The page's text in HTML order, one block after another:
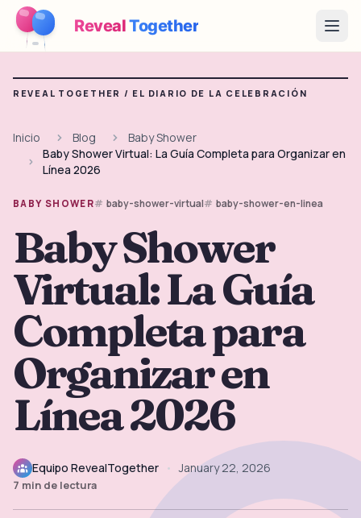
RevealTogether
Cómo Funciona
Juegos
Blog
Precios
Planear la fiesta
Juegos, imprimibles e ideas prácticas gratis
Kit imprimible gratis Gratis
Herramientas Gratis
Temas
Iniciar Sesión
REVEAL TOGETHER / EL DIARIO DE LA CELEBRACIÓN
Inicio Blog
Baby Shower
Baby Shower Virtual: La Guía Completa para Organizar en
Línea 2026
BABY SHOWER baby-shower-virtual baby-shower-en-linea
Baby Shower
Virtual: La Guía
Completa para
Organizar en
Línea 2026
Equipo RevealTogether • January 22, 2026
7 min de lectura